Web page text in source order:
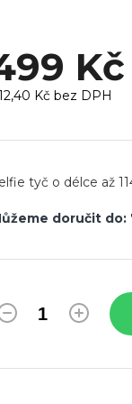
Kč
Kč bez DPH
doručit do:
tyč o délce až